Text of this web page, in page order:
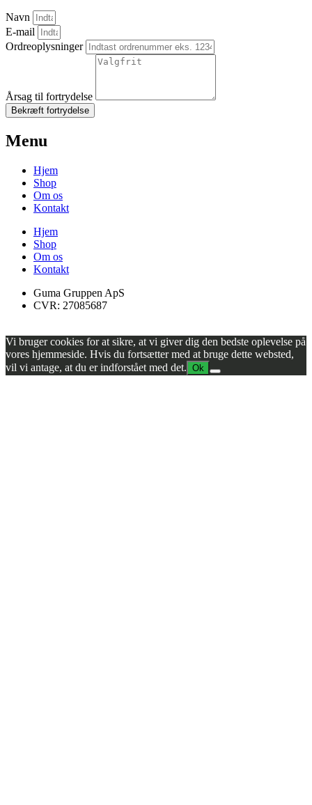
Navn
E-mail
Ordreoplysninger
Årsag til fortrydelse
Bekræft fortrydelse
Menu
Hjem
Shop
Om os
Kontakt
Hjem
Shop
Om os
Kontakt
Guma Gruppen ApS
CVR: 27085687
Vi bruger cookies for at sikre, at vi giver dig den bedste oplevelse på
vores hjemmeside. Hvis du fortsætter med at bruge dette websted,
vil vi antage, at du er indforstået med det. Ok